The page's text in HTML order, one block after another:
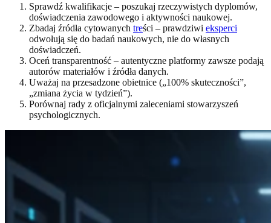
Sprawdź kwalifikacje – poszukaj rzeczywistych dyplomów,
doświadczenia zawodowego i aktywności naukowej.
Zbadaj źródła cytowanych treści – prawdziwi eksperci
odwołują się do badań naukowych, nie do własnych
doświadczeń.
Oceń transparentność – autentyczne platformy zawsze podają
autorów materiałów i źródła danych.
Uważaj na przesadzone obietnice („100% skuteczności”,
„zmiana życia w tydzień”).
Porównaj rady z oficjalnymi zaleceniami stowarzyszeń
psychologicznych.